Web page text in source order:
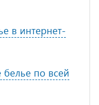
в интернет-
белье по всей